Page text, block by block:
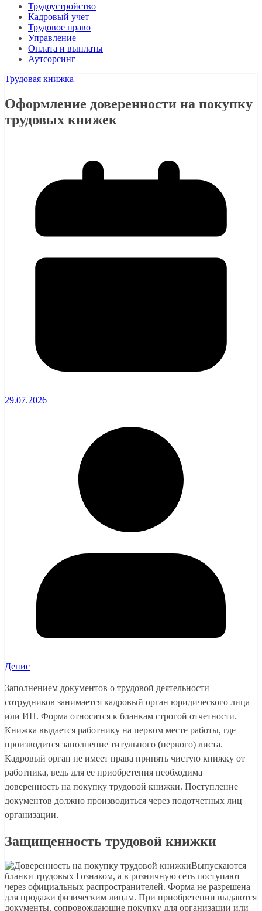
Трудоустройство
Кадровый учет
Трудовое право
Управление
Оплата и выплаты
Аутсорсинг
Трудовая книжка
Оформление доверенности на покупку
трудовых книжек
29.07.2026
Денис
Заполнением документов о трудовой деятельности
сотрудников занимается кадровый орган юридического лица
или ИП. Форма относится к бланкам строгой отчетности.
Книжка выдается работнику на первом месте работы, где
производится заполнение титульного (первого) листа.
Кадровый орган не имеет права принять чистую книжку от
работника, ведь для ее приобретения необходима
доверенность на покупку трудовой книжки. Поступление
документов должно производиться через подотчетных лиц
организации.
Защищенность трудовой книжки
Выпускаются
бланки трудовых Гознаком, а в розничную сеть поступают
через официальных распространителей. Форма не разрешена
для продажи физическим лицам. При приобретении выдаются
документы, сопровождающие покупку для организации или